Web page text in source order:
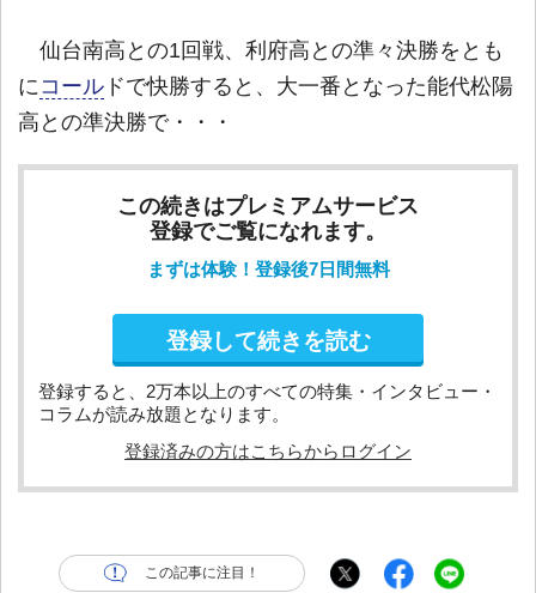
仙台南高との1回戦、利府高との準々決勝をとも
にコール ドで快勝すると、大一番となった能代松陽
高との準決勝で・・・
この続きはプレミアムサービス
登録でご覧になれます。
まずは体験！登録後7日間無料
登録して続きを読む
登録すると、2万本以上のすべての特集・インタビュー・
コラムが読み放題となります。
登録済みの方はこちらからログイン
この記事に注目！